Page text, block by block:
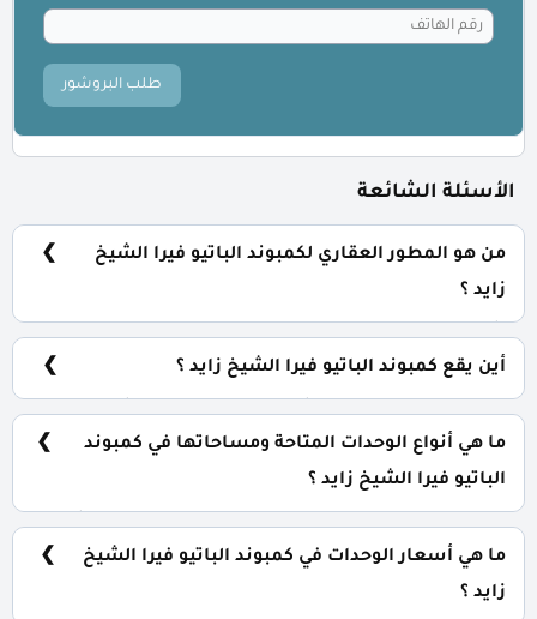
طلب البروشور
الأسئلة الشائعة
من هو المطور العقاري لكمبوند الباتيو فيرا الشيخ
زايد ؟
أين يقع كمبوند الباتيو فيرا الشيخ زايد ؟
أمام بيفرلي هيلز وبمسافة 500 من وصلة دهشور.
ما هي أنواع الوحدات المتاحة ومساحاتها في كمبوند
الباتيو فيرا الشيخ زايد ؟
تاون هاوس: تبدأ من 200 متر² توين هاوس: تبدأ من 241 متر²
فلل مستقلة: تبدأ من 324 متر²
ما هي أسعار الوحدات في كمبوند الباتيو فيرا الشيخ
زايد ؟